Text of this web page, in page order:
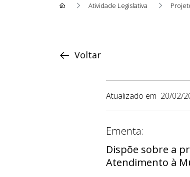
Atividade Legislativa
Voltar
Atualizado em 20/02/
Ementa:
Dispõe sobre a
Atendimento à